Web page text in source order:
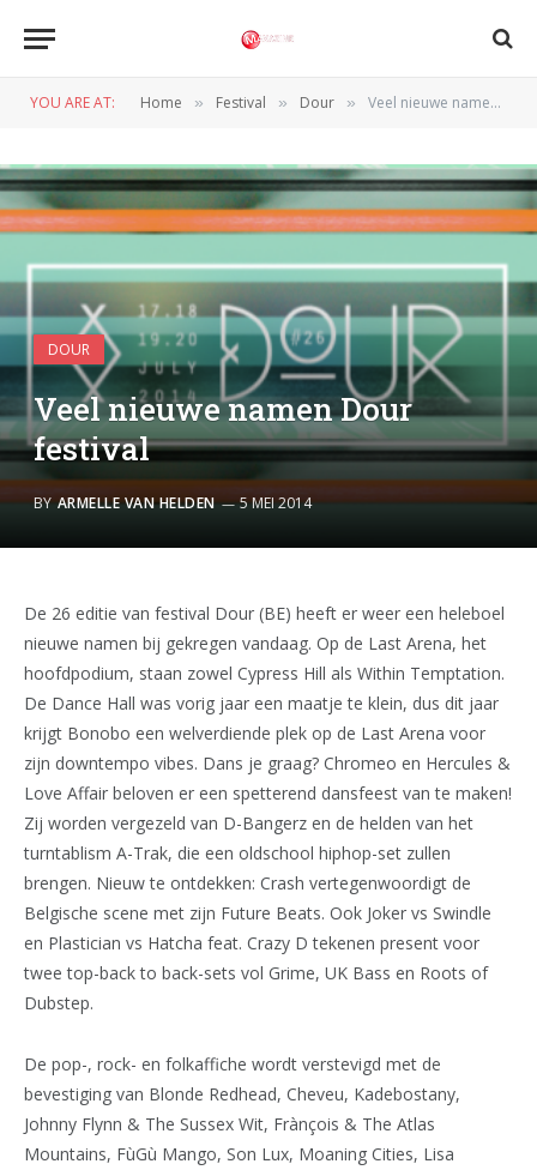
YOU ARE AT: Home » Festival » Dour » Veel nieuwe namen Dour festival
DOUR
Veel nieuwe namen Dour
festival
BY ARMELLE VAN HELDEN 5 MEI 2014
De 26 editie van festival Dour (BE) heeft er weer een heleboel
nieuwe namen bij gekregen vandaag. Op de Last Arena, het
hoofdpodium, staan zowel Cypress Hill als Within Temptation.
De Dance Hall was vorig jaar een maatje te klein, dus dit jaar
krijgt Bonobo een welverdiende plek op de Last Arena voor
zijn downtempo vibes. Dans je graag? Chromeo en Hercules &
Love Affair beloven er een spetterend dansfeest van te maken!
Zij worden vergezeld van D-Bangerz en de helden van het
turntablism A-Trak, die een oldschool hiphop-set zullen
brengen. Nieuw te ontdekken: Crash vertegenwoordigt de
Belgische scene met zijn Future Beats. Ook Joker vs Swindle
en Plastician vs Hatcha feat. Crazy D tekenen present voor
twee top-back to back-sets vol Grime, UK Bass en Roots of
Dubstep.
De pop-, rock- en folkaffiche wordt verstevigd met de
bevestiging van Blonde Redhead, Cheveu, Kadebostany,
Johnny Flynn & The Sussex Wit, Frànçois & The Atlas
Mountains, FùGù Mango, Son Lux, Moaning Cities, Lisa